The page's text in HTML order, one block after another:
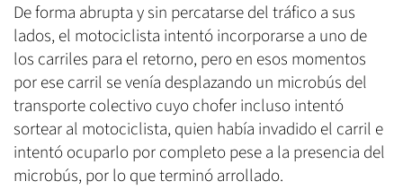
De forma abrupta y sin percatarse del tráfico a sus
lados, el motociclista intentó incorporarse a uno de
los carriles para el retorno, pero en esos momentos
por ese carril se venía desplazando un microbús del
transporte colectivo cuyo chofer incluso intentó
sortear al motociclista, quien había invadido el carril e
intentó ocuparlo por completo pese a la presencia del
microbús, por lo que terminó arrollado.